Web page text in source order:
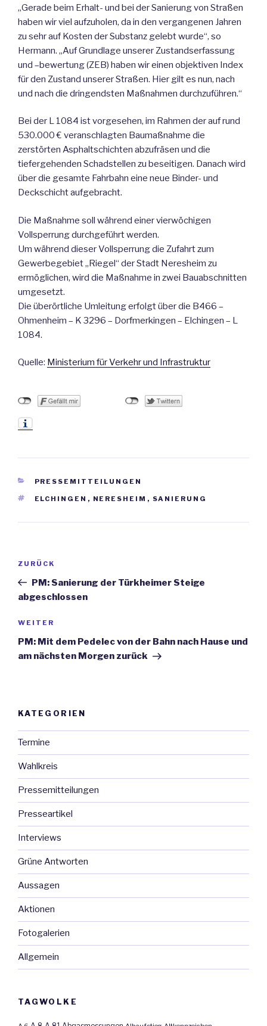
„Gerade beim Erhalt- und bei der Sanierung von Straßen
haben wir viel aufzuholen, da in den vergangenen Jahren
zu sehr auf Kosten der Substanz gelebt wurde“, so
Hermann. „Auf Grundlage unserer Zustandserfassung
und –bewertung (ZEB) haben wir einen objektiven Index
für den Zustand unserer Straßen. Hier gilt es nun, nach
und nach die dringendsten Maßnahmen durchzuführen.“
Bei der L 1084 ist vorgesehen, im Rahmen der auf rund
530.000 € veranschlagten Baumaßnahme die
zerstörten Asphaltschichten abzufräsen und die
tiefergehenden Schadstellen zu beseitigen. Danach wird
über die gesamte Fahrbahn eine neue Binder- und
Deckschicht aufgebracht.
Die Maßnahme soll während einer vierwöchigen
Vollsperrung durchgeführt werden.
Um während dieser Vollsperrung die Zufahrt zum
Gewerbegebiet „Riegel“ der Stadt Neresheim zu
ermöglichen, wird die Maßnahme in zwei Bauabschnitten
umgesetzt.
Die überörtliche Umleitung erfolgt über die B466 –
Ohmenheim – K 3296 – Dorfmerkingen – Elchingen – L
1084.
Quelle: Ministerium für Verkehr und Infrastruktur
KATEGORIEN
PRESSEMITTEILUNGEN
SCHLAGWÖRTER
ELCHINGEN , NERESHEIM , SANIERUNG
Beitrags-
Vorheriger
Beitrag
ZURÜCK
PM: Sanierung der Türkheimer Steige
abgeschlossen
Nächster
Beitrag
WEITER
PM: Mit dem Pedelec von der Bahn nach Hause und
am nächsten Morgen zurück
KATEGORIEN
Termine
Wahlkreis
Pressemitteilungen
Presseartikel
Interviews
Grüne Antworten
Aussagen
Aktionen
Fotogalerien
Allgemein
TAGWOLKE